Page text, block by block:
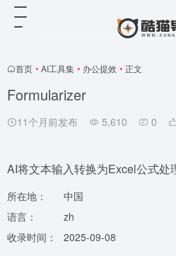
首页 • AI工具集 • 办公提效 • 正文
Formularizer
11个月前发布 5,610 0
AI将文本输入转换为Excel公式处
所在地：
中国
语言：
zh
收录时间：
2025-09-08